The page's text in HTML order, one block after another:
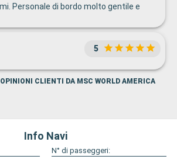
Personale di bordo molto gentile e
5
CLIENTI DA MSC WORLD AMERICA
Info Navi
N° di passeggeri: